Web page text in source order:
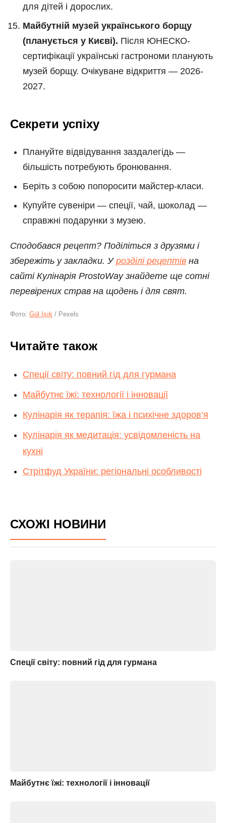
для дітей і дорослих.
Майбутній музей українського борщу
(планується у Києві). Після ЮНЕСКО-
сертифікації українські гастрономи планують
музей борщу. Очікуване відкриття — 2026-
2027.
Секрети успіху
Плануйте відвідування заздалегідь —
більшість потребують бронювання.
Беріть з собою попоросити майстер-класи.
Купуйте сувеніри — спеції, чай, шоколад —
справжні подарунки з музею.
Сподобався рецепт? Поділіться з друзями і
збережіть у закладки. У розділі рецептів на
сайті Кулінарія ProstoWay знайдете ще сотні
перевірених страв на щодень і для свят.
Фото: Gül Işık / Pexels
Читайте також
Спеції світу: повний гід для гурмана
Майбутнє їжі: технології і інновації
Кулінарія як терапія: їжа і психічне здоров’я
Кулінарія як медитація: усвідомленість на
кухні
Стрітфуд України: регіональні особливості
СХОЖІ НОВИНИ
Спеції світу: повний гід для гурмана
Майбутнє їжі: технології і інновації